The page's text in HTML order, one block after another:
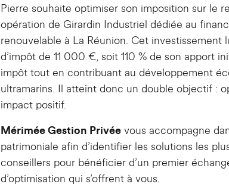
Pierre souhaite optimiser son imposition sur le
opération de Girardin Industriel dédiée au
renouvelable à La Réunion. Cet
d’impôt de 11 000 €, soit 110 % de son apport
impôt tout en contribuant au développement
ultramarins. Il atteint donc un double objectif :
impact positif.
Mérimée Gestion Privée vous accompagne
patrimoniale afin d’identifier les solutions les
conseillers pour bénéficier d’un premier
d’optimisation qui s’offrent à vous.